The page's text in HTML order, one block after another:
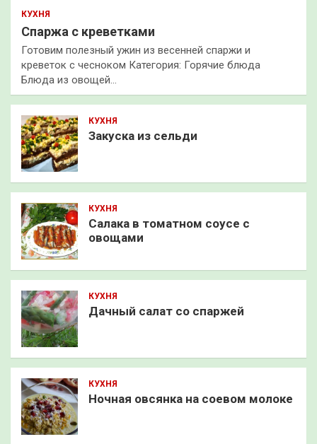
КУХНЯ
Спаржа с креветками
Готовим полезный ужин из весенней спаржи и
креветок с чесноком Категория: Горячие блюда
Блюда из овощей…
КУХНЯ
Закуска из сельди
КУХНЯ
Салака в томатном соусе с
овощами
КУХНЯ
Дачный салат со спаржей
КУХНЯ
Ночная овсянка на соевом молоке